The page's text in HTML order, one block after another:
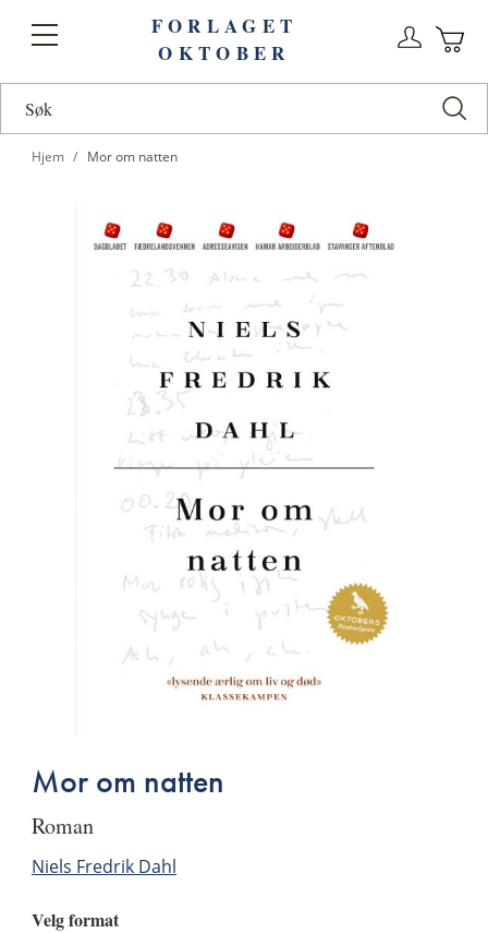
Toggle
FORLAGET
OKTOBER
Hjem Mor om natten
Mor om natten
roman
Niels Fredrik Dahl
Velg format